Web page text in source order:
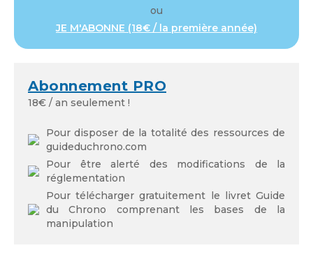
ou
JE M'ABONNE (18€ / la première année)
Abonnement PRO
18€ / an seulement !
Pour disposer de la totalité des ressources de
guideduchrono.com
Pour être alerté des modifications de la
réglementation
Pour télécharger gratuitement le livret Guide
du Chrono comprenant les bases de la
manipulation
Se souvenir de moi
Mot de passe oublié